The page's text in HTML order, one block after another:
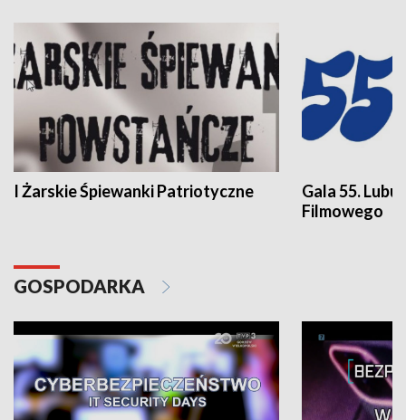
I Żarskie Śpiewanki Patriotyczne
Gala 55.
Filmowego
GOSPODARKA